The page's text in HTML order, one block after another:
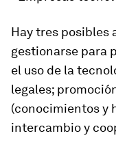
Hay tres posibles
gestionarse para
el uso de la
legales;
(conocimientos y
intercambio y